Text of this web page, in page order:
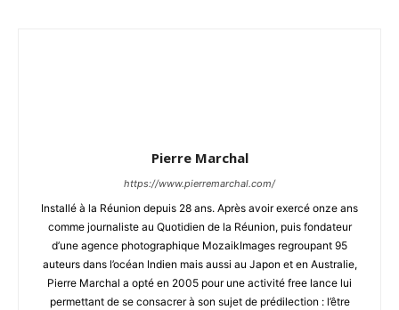
Pierre Marchal
https://www.pierremarchal.com/
Installé à la Réunion depuis 28 ans. Après avoir exercé onze ans
comme journaliste au Quotidien de la Réunion, puis fondateur
d’une agence photographique MozaikImages regroupant 95
auteurs dans l’océan Indien mais aussi au Japon et en Australie,
Pierre Marchal a opté en 2005 pour une activité free lance lui
permettant de se consacrer à son sujet de prédilection : l’être